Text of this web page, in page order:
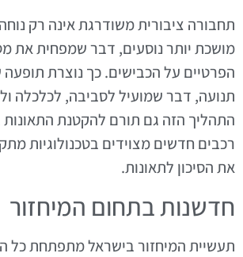
תחבורה ציבורית משודרגת אינה רק
מושכת יותר נוסעים, דבר שמפחית את
הפרטיים על הכבישים. כך נוצרת תופעה
תנועה, דבר שמועיל לסביבה, לכלכלה
התהליך הזה גם תורם להקטנת התאונות
רכבים חדשים מצוידים בטכנולוגיות
את הסיכון לתאונות.
חדשנות בתחום המיחזור
תעשיית המיחזור בישראל מתפתחת כל